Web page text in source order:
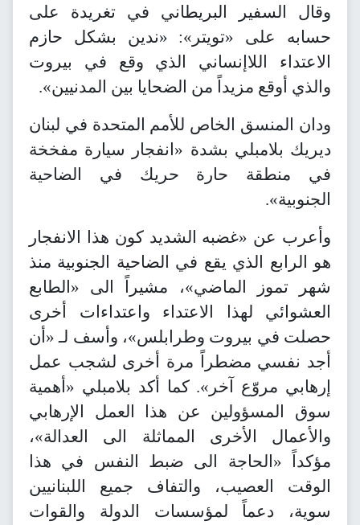
وقال السفير البريطاني في تغريدة على
حسابه على «تويتر»: «ندين بشكل حازم
الاعتداء اللاإنساني الذي وقع في بيروت
والذي أوقع مزيداً من الضحايا بين المدنيين».
ودان المنسق الخاص للأمم المتحدة في لبنان
ديريك بلامبلي بشدة «انفجار سيارة مفخخة
في منطقة حارة حريك في الضاحية
الجنوبية».
وأعرب عن «غضبه الشديد كون هذا الانفجار
هو الرابع الذي يقع في الضاحية الجنوبية منذ
شهر تموز الماضي»، مشيراً الى «الطابع
العشوائي لهذا الاعتداء واعتداءات أخرى
حصلت في بيروت وطرابلس»، وأسف لـ «أن
أجد نفسي مضطراً مرة أخرى لشجب عمل
إرهابي مروّع آخر». كما أكد بلامبلي «أهمية
سوق المسؤولين عن هذا العمل الإرهابي
والأعمال الأخرى المماثلة الى العدالة»،
مؤكداً «الحاجة الى ضبط النفس في هذا
الوقت العصيب، والتفاف جميع اللبنانيين
سوية، دعماً لمؤسسات الدولة والقوات